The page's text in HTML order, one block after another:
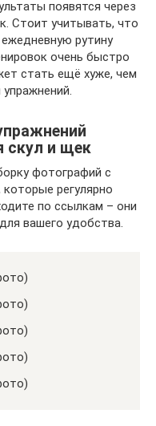
появятся через
Стоит учитывать, что
рутину
очень быстро
стать ещё хуже, чем
скул и щек
фотографий с
регулярно
по ссылкам – они
вашего удобства.